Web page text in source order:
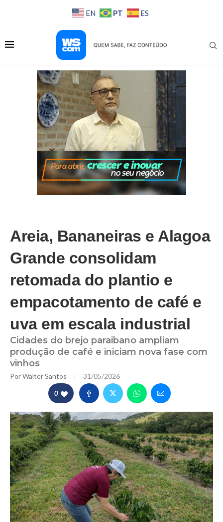
EN PT ES
Areia, Bananeiras e Alagoa
Grande consolidam
retomada do plantio e
empacotamento de café e
uva em escala industrial
Cidades do brejo paraibano ampliam
produção de café e iniciam nova fase com
vinhos
PorWalter Santos 31/05/2026
0